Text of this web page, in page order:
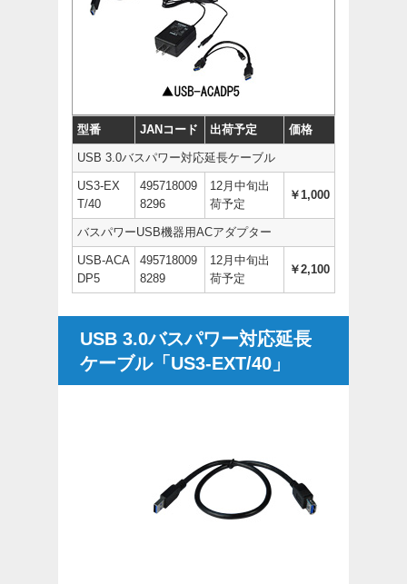
型番 JANコード 出荷予定 価格
USB 3.0バスパワー対応延長ケーブル
US3-EX
T/40
495718009
8296
12月中旬出
荷予定
￥1,000
バスパワーUSB機器用ACアダプター
USB-ACA
DP5
495718009
8289
12月中旬出
荷予定
￥2,100
USB 3.0バスパワー対応延長
ケーブル「US3-EXT/40」